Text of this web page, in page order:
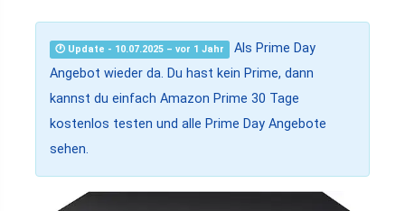
🕐 Update - 10.07.2025 – vor 1 Jahr
Als Prime Day
Angebot wieder da. Du hast kein Prime, dann
kannst du einfach Amazon Prime 30 Tage
kostenlos testen und alle Prime Day Angebote
sehen.